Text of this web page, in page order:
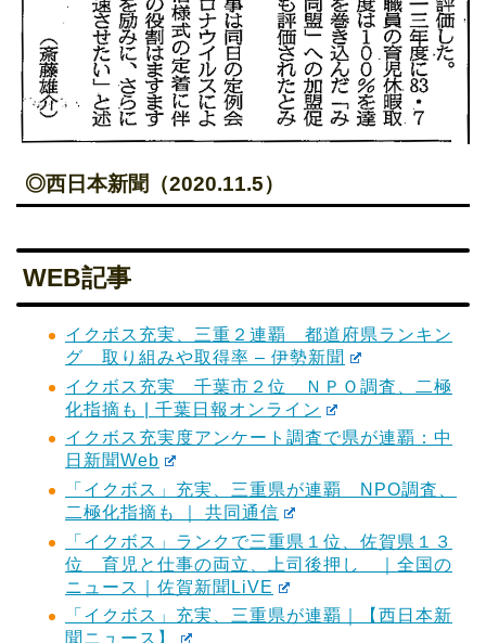
◎西日本新聞（2020.11.5）
WEB記事
イクボス充実、三重２連覇 都道府県ランキン
グ 取り組みや取得率 – 伊勢新聞
イクボス充実 千葉市２位 ＮＰＯ調査、二極
化指摘も | 千葉日報オンライン
イクボス充実度アンケート調査で県が連覇：中
日新聞Web
「イクボス」充実、三重県が連覇 NPO調査、
二極化指摘も ｜ 共同通信
「イクボス」ランクで三重県１位、佐賀県１３
位 育児と仕事の両立、上司後押し ｜全国の
ニュース｜佐賀新聞LiVE
「イクボス」充実、三重県が連覇｜【西日本新
聞ニュース】